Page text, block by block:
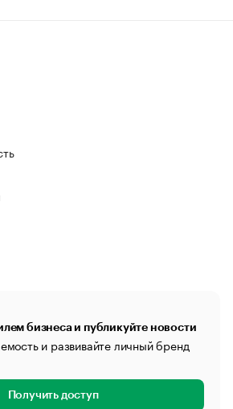
бизнеса и публикуйте новости
и развивайте личный бренд
Получить доступ